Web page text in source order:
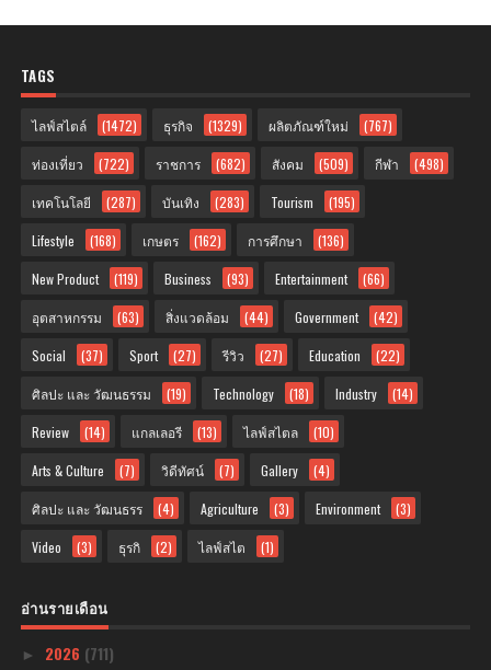
TAGS
ไลฟ์สไตล์ (1472) ธุรกิจ (1329) ผลิตภัณฑ์ใหม่ (767)
ท่องเที่ยว (722) ราชการ (682) สังคม (509) กีฬา (498)
เทคโนโลยี (287) บันเทิง (283) Tourism (195)
Lifestyle (168) เกษตร (162) การศึกษา (136)
New Product (119) Business (93) Entertainment (66)
อุตสาหกรรม (63) สิ่งแวดล้อม (44) Government (42)
Social (37) Sport (27) รีวิว (27) Education (22)
ศิลปะ และ วัฒนธรรม (19) Technology (18) Industry (14)
Review (14) แกลเลอรี (13) ไลฟ์สไตล (10)
Arts & Culture (7) วิดีทัศน์ (7) Gallery (4)
ศิลปะ และ วัฒนธรร (4) Agriculture (3) Environment (3)
Video (3) ธุรกิ (2) ไลฟ์สไต (1)
อ่านรายเดือน
► 2026 (711)